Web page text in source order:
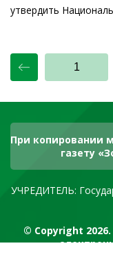
утвердить
При копировании
газету
УЧРЕДИТЕЛЬ:
© Copyright